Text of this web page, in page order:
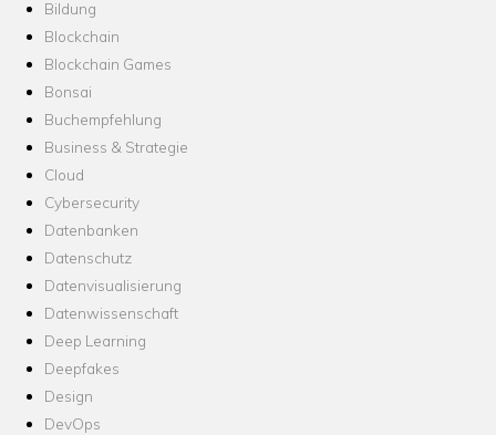
Bildung
Blockchain
Blockchain Games
Bonsai
Buchempfehlung
Business & Strategie
Cloud
Cybersecurity
Datenbanken
Datenschutz
Datenvisualisierung
Datenwissenschaft
Deep Learning
Deepfakes
Design
DevOps